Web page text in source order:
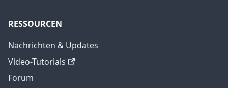
RESSOURCEN
Nachrichten & Updates
Video-Tutorials
Forum